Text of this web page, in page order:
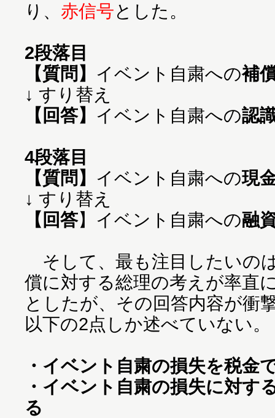
り、 赤信号とした。
2段落目
【質問】 イベント自粛への補
【回答】 イベント自粛への認
4段落目
【質問】 イベント自粛への現
【回答】イベント自粛への融
そして、最も注目したいの
償に対する総理の考えが率直
としたが、その回答内容が衝
以下の2点しか述べていない。
・イベント自粛の損失を税金
・イベント自粛の損失に対す
る